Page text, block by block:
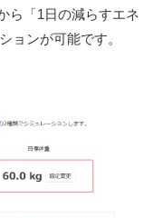
ら「1日の減らすエネ
ョンが可能です。